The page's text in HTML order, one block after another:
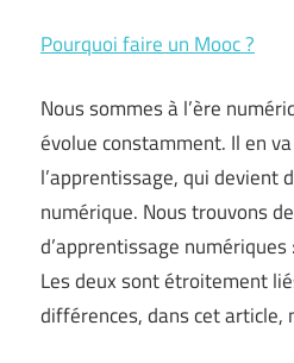
Pourquoi faire un Mooc ?
Nous sommes à l’ère
évolue constamment. Il en
l’apprentissage, qui devient
numérique. Nous trouvons
d’apprentissage numériques
Les deux sont étroitement
différences, dans cet article,